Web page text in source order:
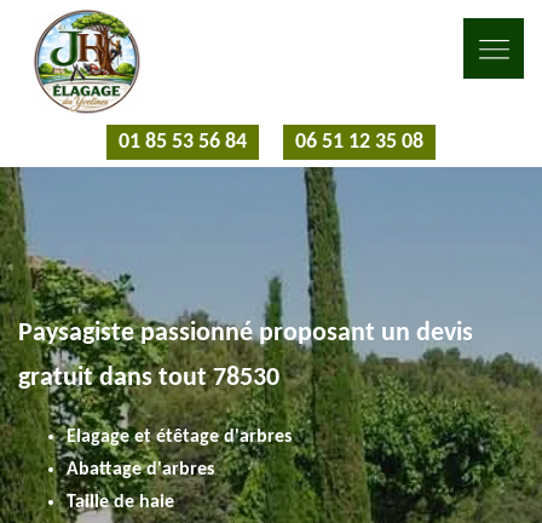
01 85 53 56 84 06 51 12 35 08
Paysagiste passionné proposant un devis
gratuit dans tout 78530
Elagage et étêtage d'arbres
Abattage d'arbres
Taille de haie